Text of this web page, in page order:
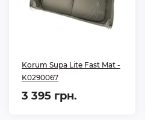
Korum Supa Lite Fast Mat -
K0290067
3 395 грн.